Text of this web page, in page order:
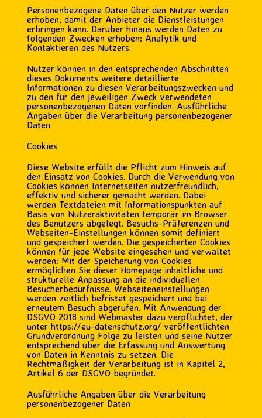
Personenbezogene Daten über den Nutzer werden
erhoben, damit der Anbieter die Dienstleistungen
erbringen kann. Darüber hinaus werden Daten zu
folgenden Zwecken erhoben: Analytik und
Kontaktieren des Nutzers.
Nutzer können in den entsprechenden Abschnitten
dieses Dokuments weitere detaillierte
Informationen zu diesen Verarbeitungszwecken und
zu den für den jeweiligen Zweck verwendeten
personenbezogenen Daten vorfinden. Ausführliche
Angaben über die Verarbeitung personenbezogener
Daten
Cookies
Diese Website erfüllt die Pflicht zum Hinweis auf
den Einsatz von Cookies. Durch die Verwendung von
Cookies können Internetseiten nutzerfreundlich,
effektiv und sicherer gemacht werden. Dabei
werden Textdateien mit Informationspunkten auf
Basis von Nutzeraktivitäten temporär im Browser
des Benutzers abgelegt. Besuchs-Präferenzen und
Webseiten-Einstellungen können somit definiert
und gespeichert werden. Die gespeicherten Cookies
können für jede Website eingesehen und verwaltet
werden: Mit der Speicherung von Cookies
ermöglichen Sie dieser Homepage inhaltliche und
strukturelle Anpassung an die individuellen
Besucherbedürfnisse. Webseiteneinstellungen
werden zeitlich befristet gespeichert und bei
erneutem Besuch abgerufen. Mit Anwendung der
DSGVO 2018 sind Webmaster dazu verpflichtet, der
unter https://eu-datenschutz.org/ veröffentlichten
Grundverordnung Folge zu leisten und seine Nutzer
entsprechend über die Erfassung und Auswertung
von Daten in Kenntnis zu setzen. Die
Rechtmäßigkeit der Verarbeitung ist in Kapitel 2,
Artikel 6 der DSGVO begründet.
Ausführliche Angaben über die Verarbeitung
personenbezogener Daten